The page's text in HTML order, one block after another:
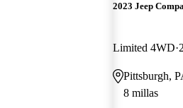
2023 Jeep
Limited 4WD
Pittsburgh,
8 millas